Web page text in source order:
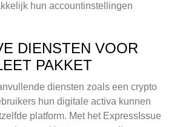
hun accountinstellingen
DIENSTEN VOOR
PAKKET
diensten zoals een crypto
hun digitale activa kunnen
platform. Met het ExpressIssue